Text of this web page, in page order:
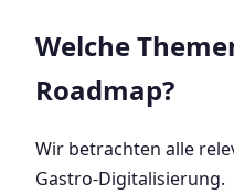
Welche
Roadmap?
Wir betrachten alle
Gastro-Digitalisierung.